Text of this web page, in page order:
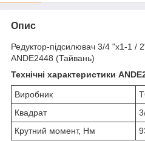
Опис
Редуктор-підсилювач 3/4 "х1-1 /
ANDE2448 (Тайвань)
Технічні характеристики
Виробник
Квадрат
Крутний момент, Нм